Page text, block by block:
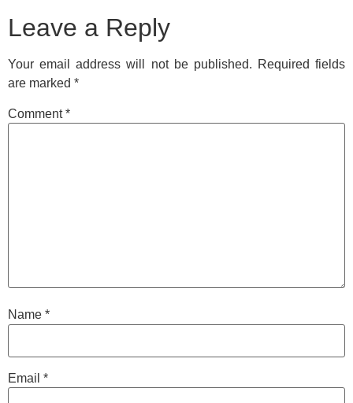
Leave a Reply
Your email address will not be published. Required fields
are marked *
Comment*
Name *
Email *